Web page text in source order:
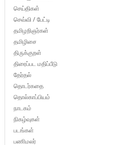
செய்திகள்
செவ்வி / பேட்டி
தமிழறிஞர்கள்
தமிழிசை
திருக்குறள்
திரைப்பட மதிப்பீடு
தேர்தல்
தொடர்கதை
தொல்காப்பியம்
நாடகம்
நிகழ்வுகள்
படங்கள்
பணிமலர்